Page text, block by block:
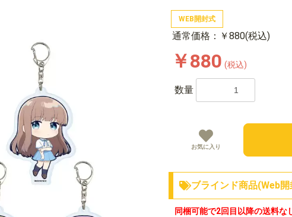
WEB開封式
通常価格：￥880(税込)
￥880 (税込)
お気に入り
数量
ブラインド商品(Web開
同梱可能で2回目以降の送料な